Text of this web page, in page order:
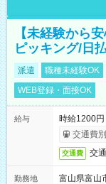
【未経験から
ピッキング/日
派遣 職種未経験OK
WEB登録・面接OK
給与
時給1200円
交通費
交通費 交
勤務地
富山県富山